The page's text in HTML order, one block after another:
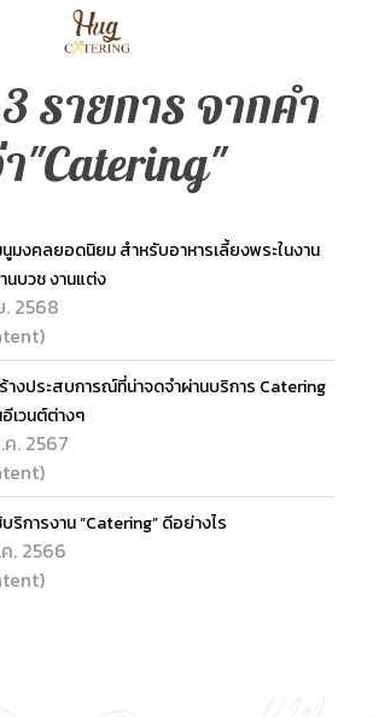
รายการ จากคำ
"Catering"
นูมงคลยอดนิยม สำหรับอาหารเลี้ยงพระในงาน
บวช งานแต่ง
2568
างประสบการณ์ที่น่าจดจำผ่านบริการ Catering
เวนต์ต่างๆ
. 2567
ริการงาน “Catering” ดีอย่างไร
. 2566